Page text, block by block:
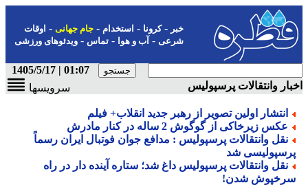
-کرونا-استخدام- جام جهانی-اوقات
شرعی-آب و هوا-تماس-ویدئوهای ورزشی
01:07 | 1405/5/17
وانتقالات پرسپولیس
سرویسها
انتشار اولین تصویر از رهبر جدید انقلاب+ فیلم
عکس زیرخاکی از گوگوش 2 ساله در کنار مادرش
نقل وانتقالات پرسپولیس : مدافع جوان فوتبال ایران رسماً
شد
نقل وانتقالات پرسپولیس داغ شد؛ ستاره آینده دار در راه
شدن!